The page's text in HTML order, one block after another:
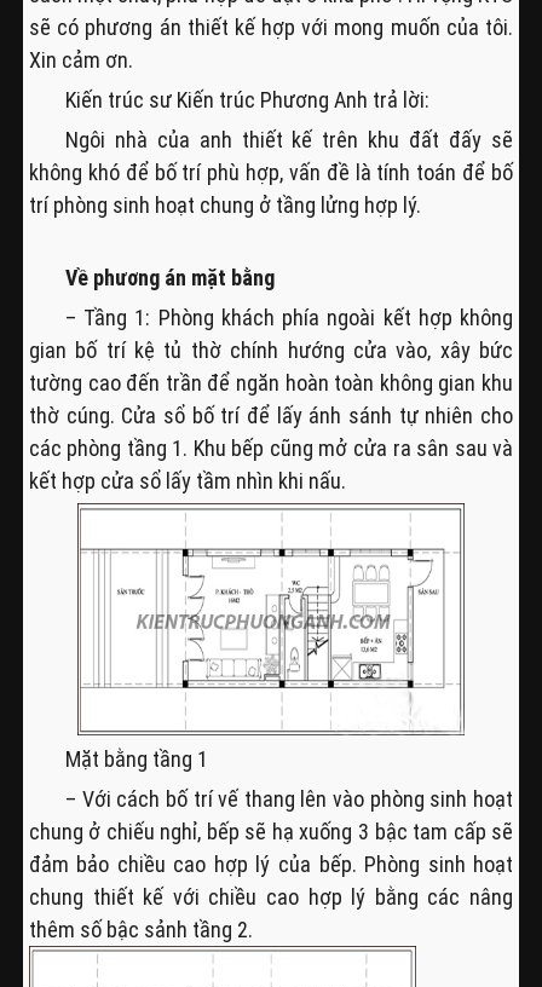
sẽ có phương án thiết kế hợp với mong muốn của tôi.
Xin cảm ơn.
Kiến trúc sư Kiến trúc Phương Anh trả lời:
Ngôi nhà của anh thiết kế trên khu đất đấy sẽ
không khó để bố trí phù hợp, vấn đề là tính toán để bố
trí phòng sinh hoạt chung ở tầng lửng hợp lý.
Về phương án mặt bằng
– Tầng 1: Phòng khách phía ngoài kết hợp không
gian bố trí kệ tủ thờ chính hướng cửa vào, xây bức
tường cao đến trần để ngăn hoàn toàn không gian khu
thờ cúng. Cửa sổ bố trí để lấy ánh sánh tự nhiên cho
các phòng tầng 1. Khu bếp cũng mở cửa ra sân sau và
kết hợp cửa sổ lấy tầm nhìn khi nấu.
Mặt bằng tầng 1
– Với cách bố trí vế thang lên vào phòng sinh hoạt
chung ở chiếu nghỉ, bếp sẽ hạ xuống 3 bậc tam cấp sẽ
đảm bảo chiều cao hợp lý của bếp. Phòng sinh hoạt
chung thiết kế với chiều cao hợp lý bằng các nâng
thêm số bậc sảnh tầng 2.